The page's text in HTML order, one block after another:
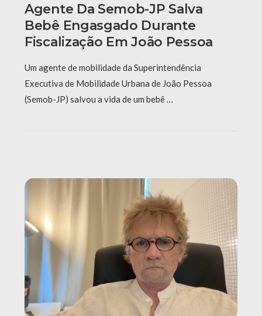
Agente Da Semob-JP Salva
Bebê Engasgado Durante
Fiscalização Em João Pessoa
Um agente de mobilidade da Superintendência
Executiva de Mobilidade Urbana de João Pessoa
(Semob-JP) salvou a vida de um bebê …